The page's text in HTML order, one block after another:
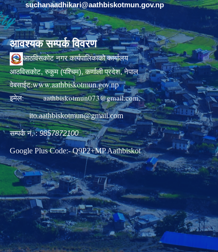
suchanaadhikari@aathbiskotmun.gov.np
आवश्यक सम्पर्क विवरण
आठविसकोट नगर कार्यपालिकाको कार्यालय
आठविसकोट, रुकुम (पश्चिम), कर्णाली प्रदेश, नेपाल
वेबसाईट:www.aathbiskotmun.gov.np
इमेल:aathbiskotmun073@gmail.com,
ito.aathbiskotmun@gmail.com
सम्पर्क नं. :9857872100
Google Plus Code:- Q9P2+MP Aathbiskot